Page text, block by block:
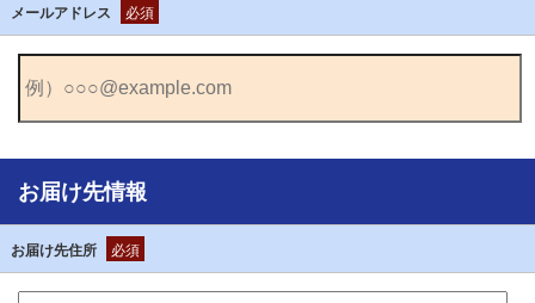
メールアドレス 必須
お届け先情報
お届け先住所 必須